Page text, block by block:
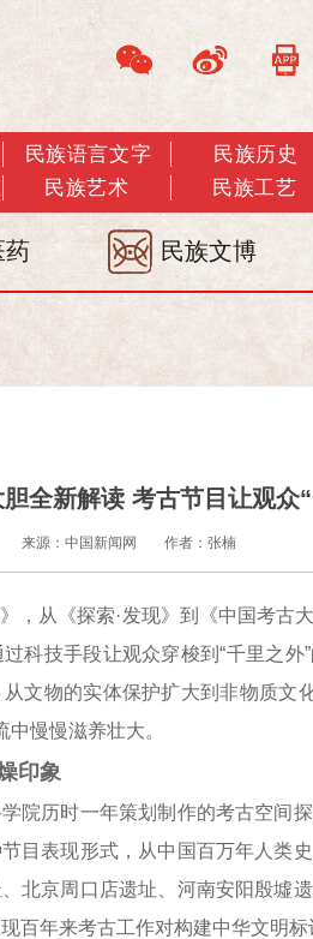
民族语言文字 民族历史
民族艺术 民族工艺
药 民族文博
全新解读 考古节目让观众
来源：中国新闻网 作者：张楠
从《探索·发现》到《中国考古
科技手段让观众穿梭到“千里之外
文物的实体保护扩大到非物质文
中慢慢滋养壮大。
印象
历时一年策划制作的考古空间探
目表现形式，从中国百万年人类
北京周口店遗址、河南安阳殷墟
百年来考古工作对构建中华文明标